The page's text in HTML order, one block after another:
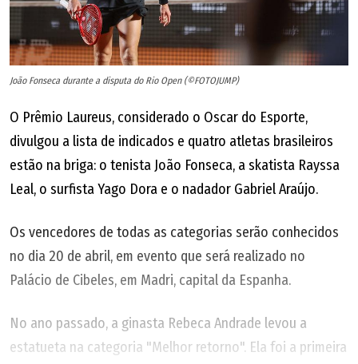
João Fonseca durante a disputa do Rio Open (©FOTOJUMP)
O Prêmio Laureus, considerado o Oscar do Esporte,
divulgou a lista de indicados e quatro atletas brasileiros
estão na briga: o tenista João Fonseca, a skatista Rayssa
Leal, o surfista Yago Dora e o nadador Gabriel Araújo.
Os vencedores de todas as categorias serão conhecidos
no dia 20 de abril, em evento que será realizado no
Palácio de Cibeles, em Madri, capital da Espanha.
No ano passado, a ginasta Rebeca Andrade levou a
estatueta na categoria "Melhor retorno". Ela foi a primeira